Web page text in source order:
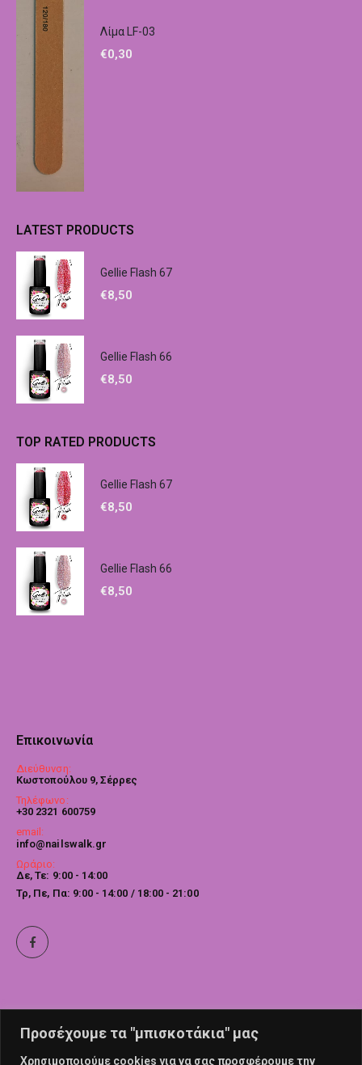
Προσέχουμε τα "μπισκοτάκια" μας
Χρησιμοποιούμε cookies για να σας προσφέρουμε την
Λίμα LF-03
€0,30
LATEST PRODUCTS
Gellie Flash 67
€8,50
Gellie Flash 66
€8,50
TOP RATED PRODUCTS
Gellie Flash 67
€8,50
Gellie Flash 66
€8,50
Επικοινωνία
Διεύθυνση:
Κωστοπούλου 9, Σέρρες
Τηλέφωνο:
+30 2321 600759
email:
info@nailswalk.gr
Ωράριο:
Δε, Τε: 9:00 - 14:00
Τρ, Πε, Πα: 9:00 - 14:00 / 18:00 - 21:00